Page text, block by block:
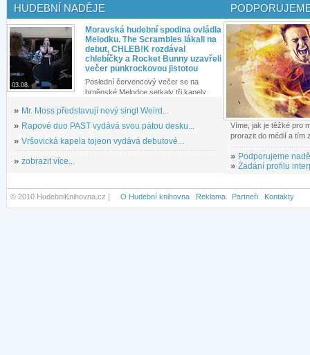
HUDEBNÍ NADĚJE
03.08.
Moravská hudební spodina ovládla
Melodku. The Scrambles lákali na
debut, CHLEB!K rozdával
chlebíčky a Rocket Bunny uzavřeli
večer punkrockovou jistotou
Poslední červencový večer se na
brněnské Melodce setkaly tři kapely...
» Mr. Moss představují nový singl Weird...
» Rapové duo PAST vydává svou pátou desku...
» Vršovická kapela tojeon vydává debutové...
» zobrazit více...
Víme, jak je těžké pro
prorazit do médií a tím
» Podporujeme
» Zadání profilu
© 2010 HudebniKnihovna.cz | O Hudební knihovna Reklama Partneři Kontakty